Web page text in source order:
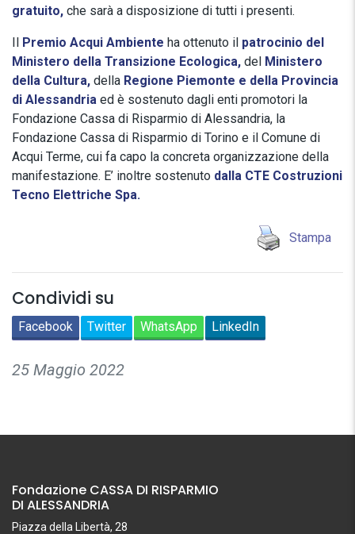
gratuito, che sarà a disposizione di tutti i presenti.
Il Premio Acqui Ambiente ha ottenuto il patrocinio del
Ministero della Transizione Ecologica, del Ministero
della Cultura, della Regione Piemonte e della Provincia
di Alessandria ed è sostenuto dagli enti promotori la
Fondazione Cassa di Risparmio di Alessandria, la
Fondazione Cassa di Risparmio di Torino e il Comune di
Acqui Terme, cui fa capo la concreta organizzazione della
manifestazione. E’ inoltre sostenuto dalla CTE Costruzioni
Tecno Elettriche Spa.
Stampa
Condividi su
Facebook Twitter WhatsApp LinkedIn
25 Maggio 2022
Fondazione CASSA DI RISPARMIO
DI ALESSANDRIA
Piazza della Libertà, 28